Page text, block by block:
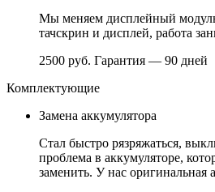
Мы меняем дисплейный
тачскрин и дисплей, работа
2500 руб. Гарантия — 90 дней
Комплектующие
Замена аккумулятора
Стал быстро рязряжаться,
проблема в аккумуляторе,
заменить. У нас оригинальная